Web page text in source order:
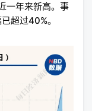
一年来新高。事
超过40%。